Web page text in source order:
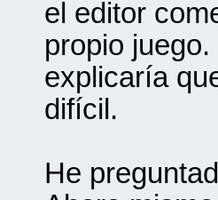
el editor
propio
explicaría
difícil.
He